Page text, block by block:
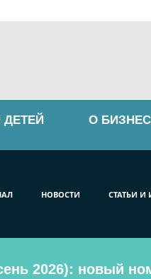
О
НОВОСТИ СТАТЬИ И
2026): новый